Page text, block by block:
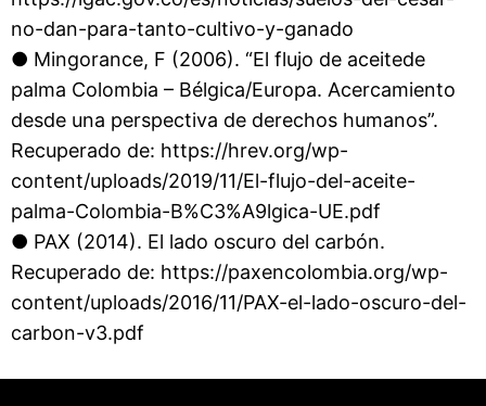
no-dan-para-tanto-cultivo-y-ganado
● Mingorance, F (2006). “El flujo de aceitede
palma Colombia – Bélgica/Europa. Acercamiento
desde una perspectiva de derechos humanos”.
Recuperado de: https://hrev.org/wp-
content/uploads/2019/11/El-flujo-del-aceite-
palma-Colombia-B%C3%A9lgica-UE.pdf
● PAX (2014). El lado oscuro del carbón.
Recuperado de: https://paxencolombia.org/wp-
content/uploads/2016/11/PAX-el-lado-oscuro-del-
carbon-v3.pdf